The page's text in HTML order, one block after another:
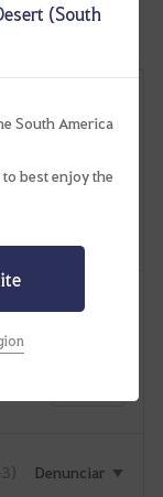
(South
South America
best enjoy the
Denunciar
Denunciar